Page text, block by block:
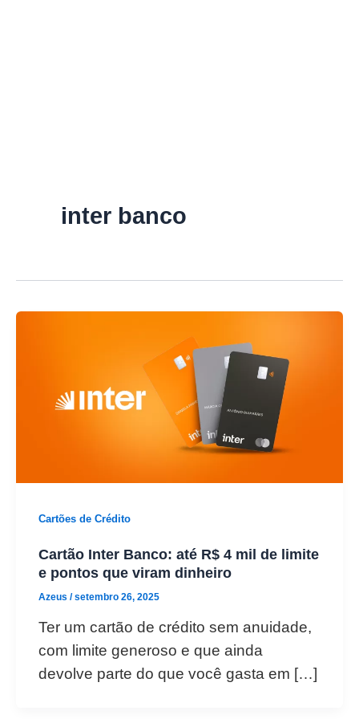
inter banco
Cartões de Crédito
Cartão Inter Banco: até R$ 4 mil de limite
e pontos que viram dinheiro
Azeus /setembro 26, 2025
Ter um cartão de crédito sem anuidade,
com limite generoso e que ainda
devolve parte do que você gasta em […]